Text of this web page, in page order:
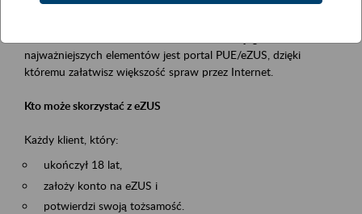
Platforma Usług Elektronicznych ZUS eZUS
najważniejszych elementów jest portal PUE/eZUS, dzięki
któremu załatwisz większość spraw przez Internet.
Kto może skorzystać z eZUS
Każdy klient, który:
ukończył 18 lat,
założy konto na eZUS i
potwierdzi swoją tożsamość.